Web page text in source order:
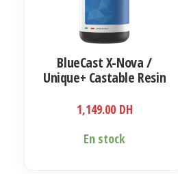
BlueCast X-Nova /
Unique+ Castable Resin
1,149.00 DH
En stock